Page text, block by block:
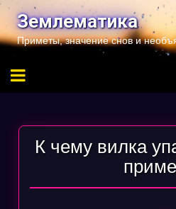
Перейти
содержимому
Землематика
Приметы, значение снов и
К чему вилка